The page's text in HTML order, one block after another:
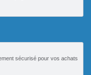
sécurisé pour vos achats